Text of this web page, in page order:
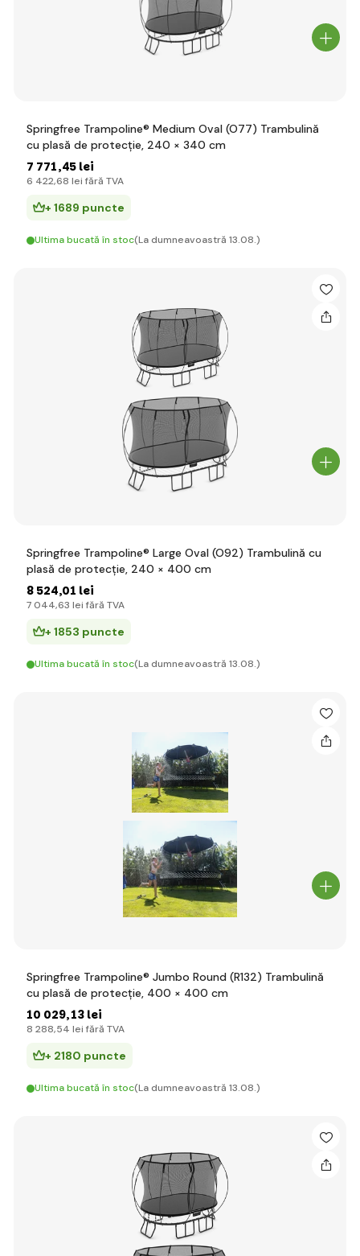
Springfree Trampoline® Medium Oval (O77) Trambulină
cu plasă de protecție, 240 × 340 cm
7 771,45 lei
6 422,68 lei fără TVA
+ 1689 puncte
Ultima bucată în stoc(La dumneavoastră 13.08.)
Springfree Trampoline® Large Oval (O92) Trambulină cu
plasă de protecție, 240 × 400 cm
8 524,01 lei
7 044,63 lei fără TVA
+ 1853 puncte
Ultima bucată în stoc(La dumneavoastră 13.08.)
Springfree Trampoline® Jumbo Round (R132) Trambulină
cu plasă de protecție, 400 × 400 cm
10 029,13 lei
8 288,54 lei fără TVA
+ 2180 puncte
Ultima bucată în stoc(La dumneavoastră 13.08.)